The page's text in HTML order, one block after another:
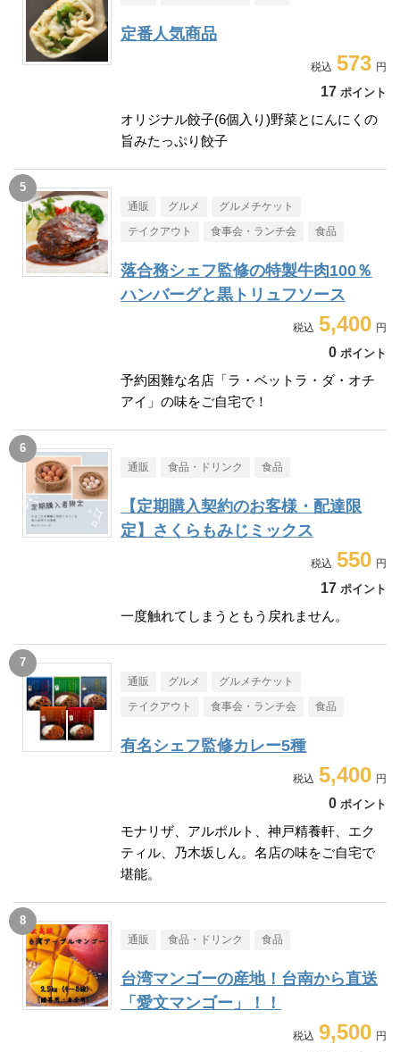
定番人気商品
573
17 ポイント
オリジナル餃子(6個入り)野菜とにんにくの
旨みたっぷり餃子
通販 グルメ グルメチケット
テイクアウト 食事会・ランチ会 食品
落合務シェフ監修の特製牛肉100％
ハンバーグと黒トリュフソース
5,400
0 ポイント
予約困難な名店「ラ・ベットラ・ダ・オチ
アイ」の味をご自宅で！
通販 食品・ドリンク 食品
【定期購入契約のお客様・配達限
定】さくらもみじミックス
550
17 ポイント
一度触れてしまうともう戻れません。
通販 グルメ グルメチケット
テイクアウト 食事会・ランチ会 食品
有名シェフ監修カレー5種
5,400
0 ポイント
モナリザ、アルポルト、神戸精養軒、エク
ティル、乃木坂しん。名店の味をご自宅で
堪能。
通販 食品・ドリンク 食品
台湾マンゴーの産地！台南から直送
「愛文マンゴー」！！
9,500